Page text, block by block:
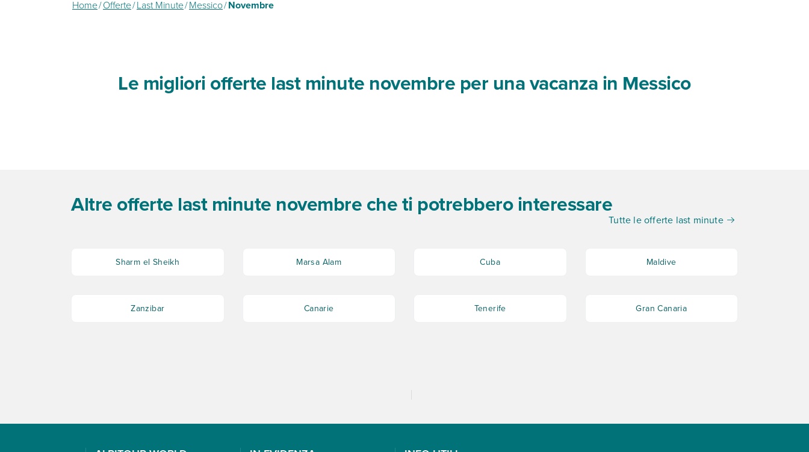
Home/Offerte/Last Minute/Messico/Novembre
Le migliori offerte last minute novembre per una vacanza in Messico
Altre offerte last minute novembre che ti potrebbero interessare
Tutte le offerte last minute
Sharm el Sheikh Marsa Alam Cuba Maldive
Zanzibar Canarie Tenerife Gran Canaria